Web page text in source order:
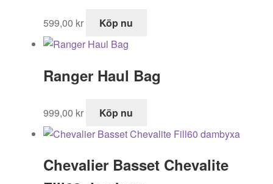
599,00 kr Köp nu
Ranger Haul Bag
999,00 kr Köp nu
Chevalier Basset Chevalite